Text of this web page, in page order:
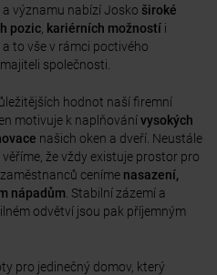
významu nabízí Josko široké
pozic, kariérních možnostíi
to vše v rámci poctivého
společnosti.
hodnot naší firemní
motivuje k naplňovánívysokých
našich oken a dveří. Neustále
že vždy existuje prostor pro
ceníme nasazení,
nápadům . Stabilní zázemí a
odvětví jsou pak příjemným
pro jedinečný domov, který